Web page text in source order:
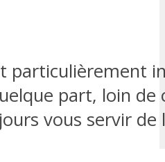
particulièrement
part, loin
vous servir de